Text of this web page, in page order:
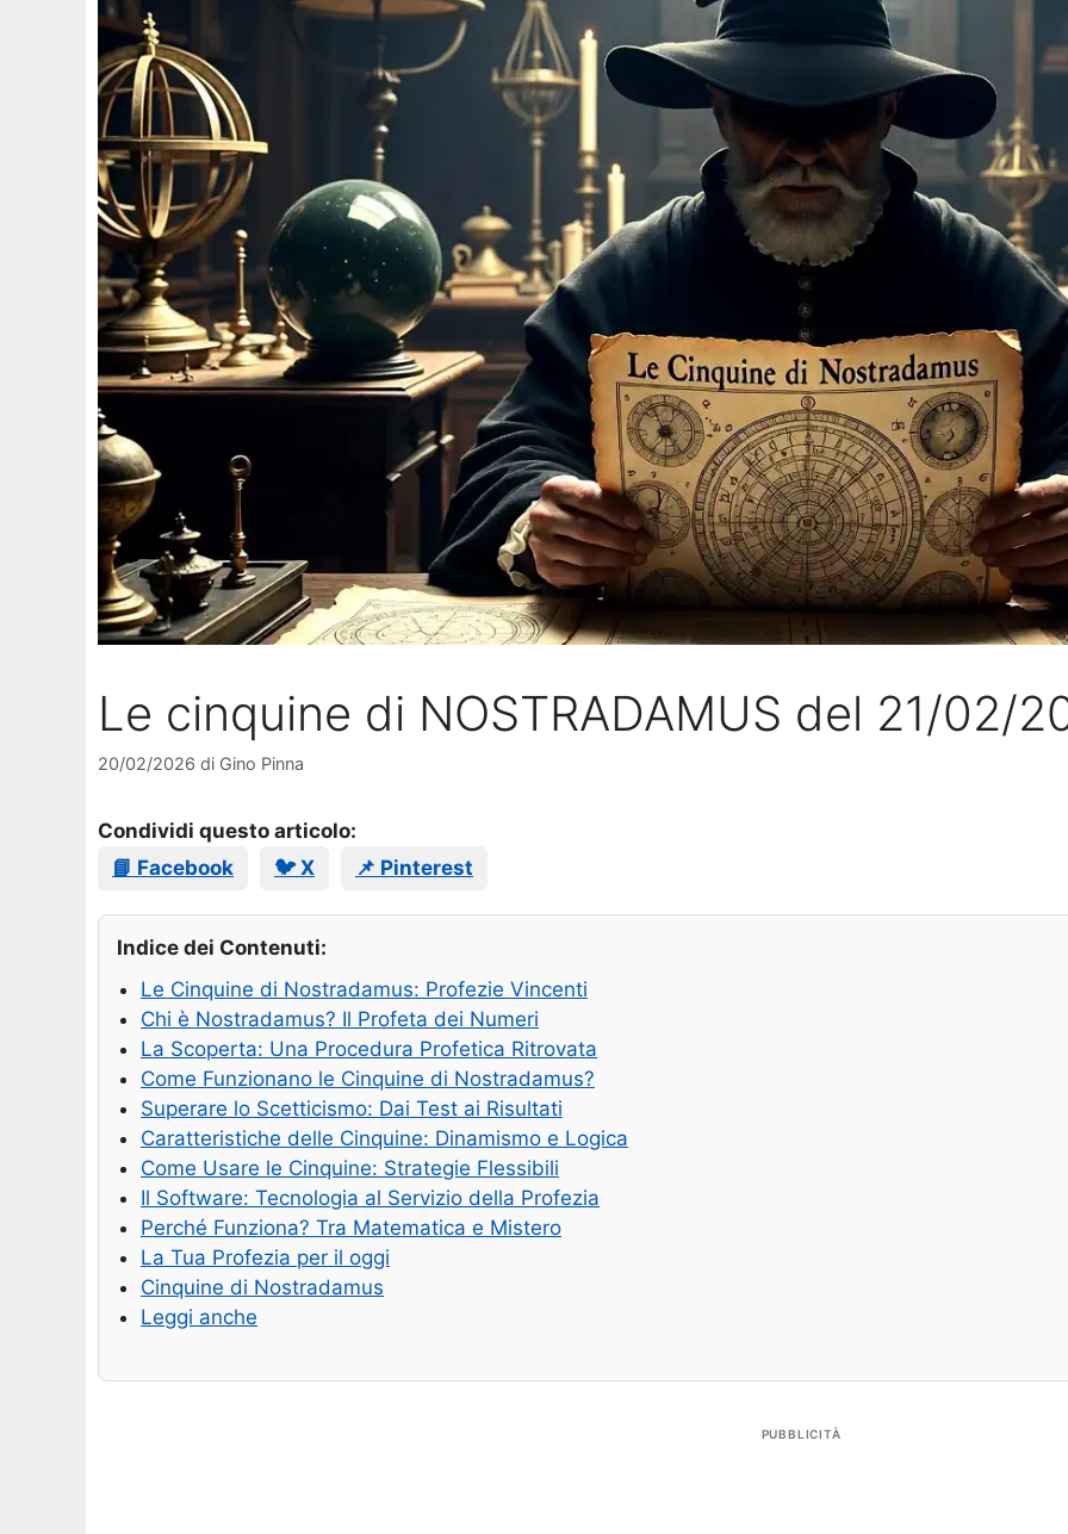
Le cinquine di NOSTRADAMUS del 21/02/
20/02/2026 di Gino Pinna
Condividi questo articolo:
📘 Facebook
🐦 X 📌 Pinterest
Indice dei Contenuti:
Le Cinquine di Nostradamus: Profezie Vincenti
Chi è Nostradamus? Il Profeta dei Numeri
La Scoperta: Una Procedura Profetica Ritrovata
Come Funzionano le Cinquine di Nostradamus?
Superare lo Scetticismo: Dai Test ai Risultati
Caratteristiche delle Cinquine: Dinamismo e Logica
Come Usare le Cinquine: Strategie Flessibili
Il Software: Tecnologia al Servizio della Profezia
Perché Funziona? Tra Matematica e Mistero
La Tua Profezia per il oggi
Cinquine di Nostradamus
Leggi anche
PUBBLICITÀ